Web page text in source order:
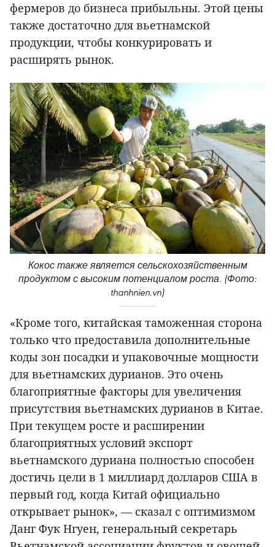
фермеров до бизнеса прибыльны. Этой цены
также достаточно для вьетнамской
продукции, чтобы конкурировать и
расширять рынок.
Кокос также является сельскохозяйственным
продуктом с высоким потенциалом роста. (Фото:
thanhnien.vn)
«Кроме того, китайская таможенная сторона
только что предоставила дополнительные
коды зон посадки и упаковочные мощности
для вьетнамских дурианов. Это очень
благоприятные факторы для увеличения
присутствия вьетнамских дурианов в Китае.
При текущем росте и расширении
благоприятных условий экспорт
вьетнамского дуриана полностью способен
достичь цели в 1 миллиард долларов США в
первый год, когда Китай официально
открывает рынок», — сказал с оптимизмом
Данг Фук Нгуен, генеральный секретарь